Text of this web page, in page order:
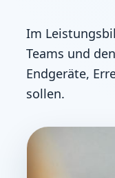
Im
Teams und
Endgeräte,
sollen.